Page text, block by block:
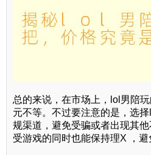
总的来说，在市场上，lol男陪
元不等。不过要注意的是，选
规渠道，避免受骗或者出现其
受游戏的同时也能保持理X ，避